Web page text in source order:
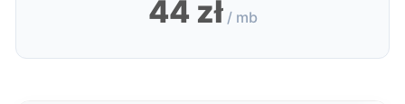
44 zł / mb